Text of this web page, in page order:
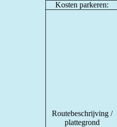
Kosten parkeren:
Routebeschrijving /
plattegrond